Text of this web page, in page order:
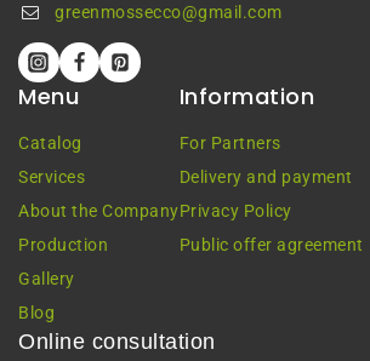
greenmossecco@gmail.com
Menu
Catalog
Services
About the Company
Production
Gallery
Blog
Information
For Partners
Delivery and payment
Privacy Policy
Public offer agreement
Online consultation